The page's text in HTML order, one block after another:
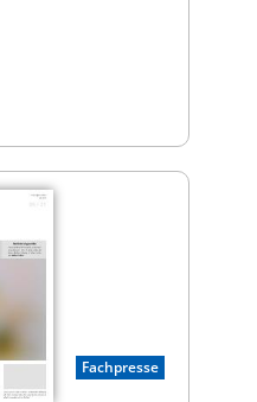
Fachpresse